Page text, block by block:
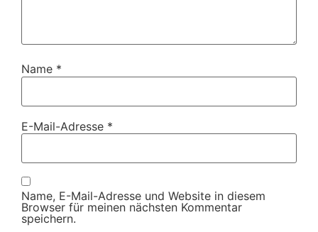
Name *
E-Mail-Adresse *
Name, E-Mail-Adresse und Website in diesem
Browser für meinen nächsten Kommentar
speichern.